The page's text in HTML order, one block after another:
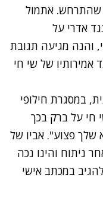
שהתרחש. אתמול
אדרי על
והנה מגיעה תגובת
של שי חי
במסגרת חילופי
חי על ברק בכך
פצוע". אביו של
ניתוח והינו נכה
במכתב אישי